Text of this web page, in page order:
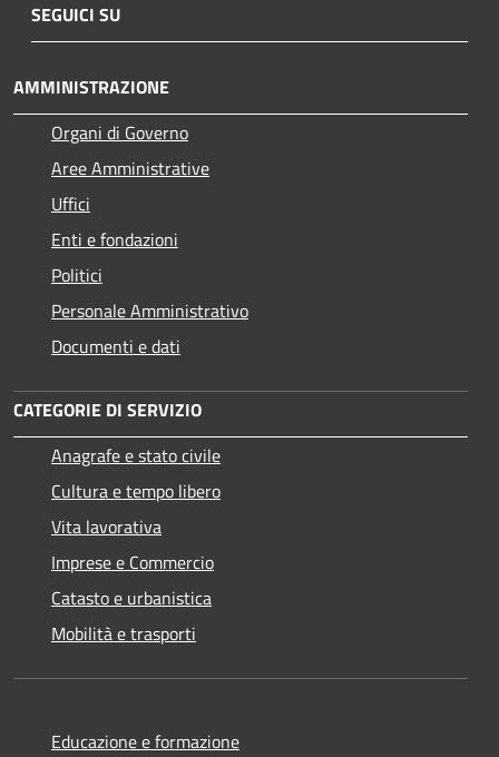
SEGUICI SU
AMMINISTRAZIONE
Organi di Governo
Aree Amministrative
Uffici
Enti e fondazioni
Politici
Personale Amministrativo
Documenti e dati
CATEGORIE DI SERVIZIO
Anagrafe e stato civile
Cultura e tempo libero
Vita lavorativa
Imprese e Commercio
Catasto e urbanistica
Mobilità e trasporti
Educazione e formazione